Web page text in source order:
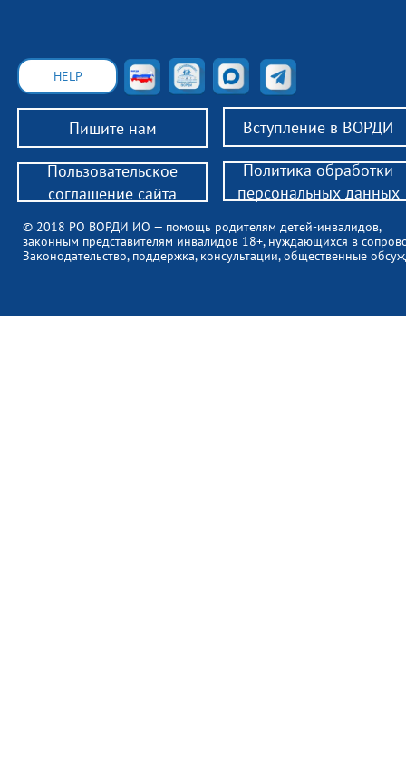
Пишите нам Вступление в ВОРДИ
© 2018 РО ВОРДИ ИО — помощь родителям детей-инвалидов,
законным представителям инвалидов 18+, нуждающихся в
Законодательство, поддержка, консультации, общественные
HELP
Пользовательское
соглашение сайта
Политика обработки
персональных данных